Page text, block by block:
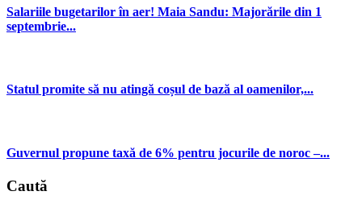
Salariile bugetarilor în aer! Maia Sandu: Majorările din 1
septembrie...
Statul promite să nu atingă coșul de bază al oamenilor,...
Guvernul propune taxă de 6% pentru jocurile de noroc –...
Caută